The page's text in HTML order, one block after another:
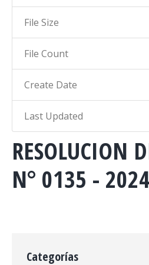
File Size
File Count
Create Date
Last Updated
RESOLUCION
N° 0135 - 2024
Categorías